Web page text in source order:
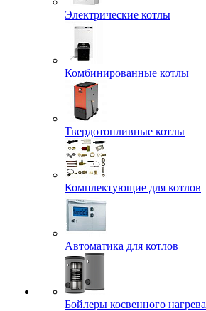
Электрические котлы
Комбинированные котлы
Твердотопливные котлы
Комплектующие для котлов
Автоматика для котлов
Бойлеры косвенного нагрева